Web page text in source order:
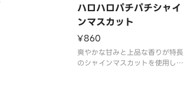
現しました。ミルクソフトとの相
性もピッタリです。
ハロハロパチパチシャイ
ンマスカット
¥860
爽やかな甘みと上品な香りが特長
のシャインマスカットを使用した